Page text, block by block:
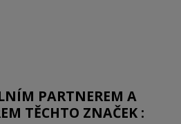
PARTNEREM A
TĚCHTO ZNAČEK :